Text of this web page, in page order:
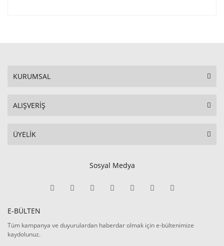
KURUMSAL
ALIŞVERİŞ
ÜYELİK
Sosyal Medya
E-BÜLTEN
Tüm kampanya ve duyurulardan haberdar olmak için e-bültenimize
kaydolunuz.